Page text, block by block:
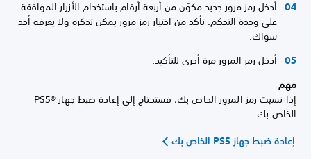
أدخل رمز مرور جديد مكوّن من أربعة أرقام باستخدام الأزرار الموافقة
على وحدة التحكم. تأكد من اختيار رمز مرور يمكن تذكره ولا يعرفه أحد
سواك.
أدخل رمز المرور مرة أخرى للتأكيد.
مهم
إذا نسيت رمز المرور الخاص بك، فستحتاج إلى إعادة ضبط جهاز PS5®‎
الخاص بك.
إعادة ضبط جهاز PS5 الخاص بك